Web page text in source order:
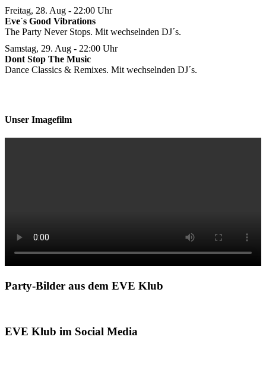
Freitag, 28. Aug - 22:00 Uhr
Eve´s Good Vibrations
The Party Never Stops. Mit wechselnden DJ´s.
Samstag, 29. Aug - 22:00 Uhr
Dont Stop The Music
Dance Classics & Remixes. Mit wechselnden DJ´s.
Unser Imagefilm
Party-Bilder aus dem EVE Klub
EVE Klub im Social Media